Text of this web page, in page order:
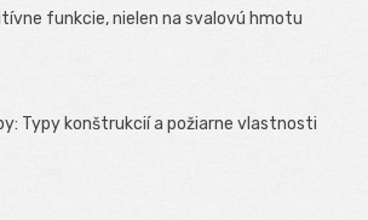
funkcie, nielen na svalovú hmotu
Typy konštrukcií a požiarne vlastnosti